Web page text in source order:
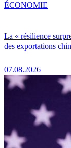
La « résilience
des exportations
07.08.2026
ÉCONOMIE